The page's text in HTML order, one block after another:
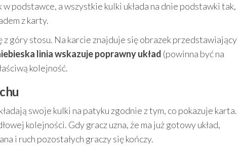
podstawce, a wszystkie kulki układa na dnie podstawki tak,
z karty.
z góry stosu. Na karcie znajduje się obrazek przedstawiający
linia wskazuje poprawny układ (powinna być na
kolejność.
swoje kulki na patyku zgodnie z tym, co pokazuje karta.
kolejności. Gdy gracz uzna, że ma już gotowy układ,
i ruch pozostałych graczy się kończy.